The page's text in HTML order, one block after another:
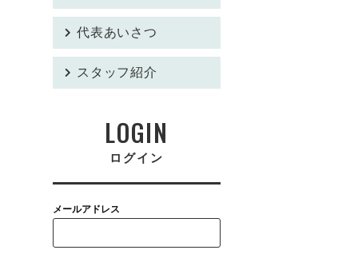
代表あいさつ
スタッフ紹介
LOGIN
ログイン
メールアドレス